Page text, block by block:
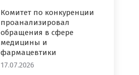
Комитет по конкуренции
проанализировал
обращения в сфере
медицины и
фармацевтики
17.07.2026